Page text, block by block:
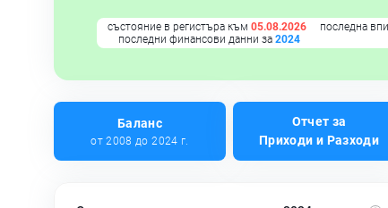
състояние в регистъра към 05.08.2026 последна
последни финансови данни за 2024
Баланс
от 2008 до 2024 г.
Отчет за
Приходи и Разходи